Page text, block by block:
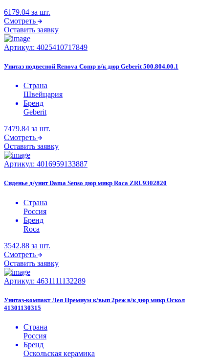
6179.04 за шт.
Смотреть
Оставить заявку
Артикул: 4025410717849
Унитаз подвесной Renova Comp в/к дюр Geberit 500.804.00.1
Страна
Швейцария
Бренд
Geberit
7479.84 за шт.
Смотреть
Оставить заявку
Артикул: 4016959133887
Сиденье д/унит Dama Senso дюр микр Roca ZRU9302820
Страна
Россия
Бренд
Roca
3542.88 за шт.
Смотреть
Оставить заявку
Артикул: 4631111132289
Унитаз-компакт Лея Премиум к/вып 2реж в/к дюр микр Оскол
41301130315
Страна
Россия
Бренд
Оскольская керамика